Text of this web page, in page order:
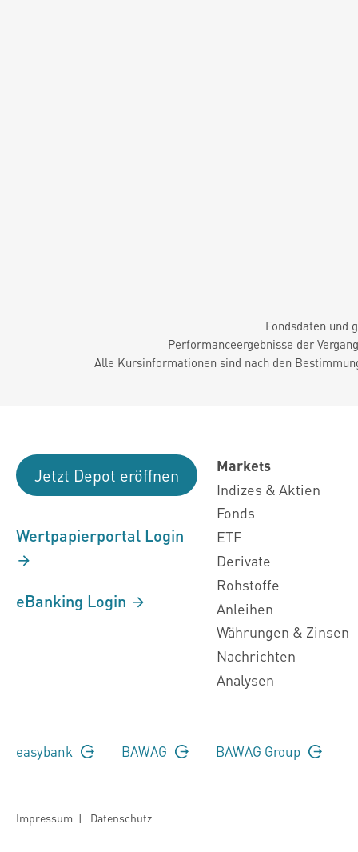
Fondsdaten und
Performanceergebnisse der
Alle Kursinformationen sind nach den
Jetzt Depot eröffnen
Wertpapierportal Login
eBanking Login
Markets
Indizes & Aktien
Fonds
ETF
Derivate
Rohstoffe
Anleihen
Währungen & Zinsen
Nachrichten
Analysen
easybank BAWAG BAWAG Group
Impressum | Datenschutz